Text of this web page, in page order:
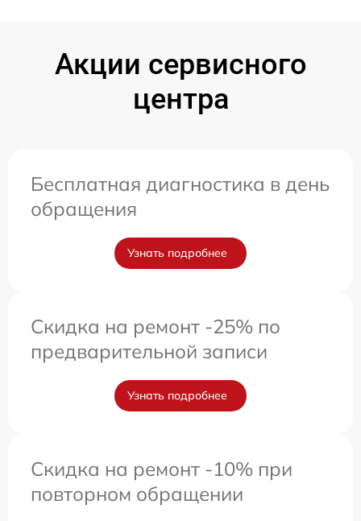
Акции сервисного
центра
Бесплатная диагностика в день
обращения
Узнать подробнее
Скидка на ремонт -25% по
предварительной записи
Узнать подробнее
Скидка на ремонт -10% при
повторном обращении